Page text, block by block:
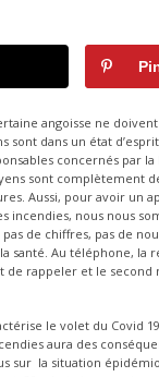
angoisse ne
sont dans un état
concernés par
sont complètement
Aussi, pour avoir un
incendies, nous nous
de chiffres, pas de
santé. Au téléphone, la
rappeler et le second
le volet du Covid
aura des
sur la situation